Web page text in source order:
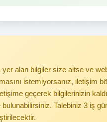
yer alan bilgiler size aitse ve
istemiyorsanız, iletişim
geçerek bilgilerinizin
bulunabilirsiniz. Talebiniz 3 iş